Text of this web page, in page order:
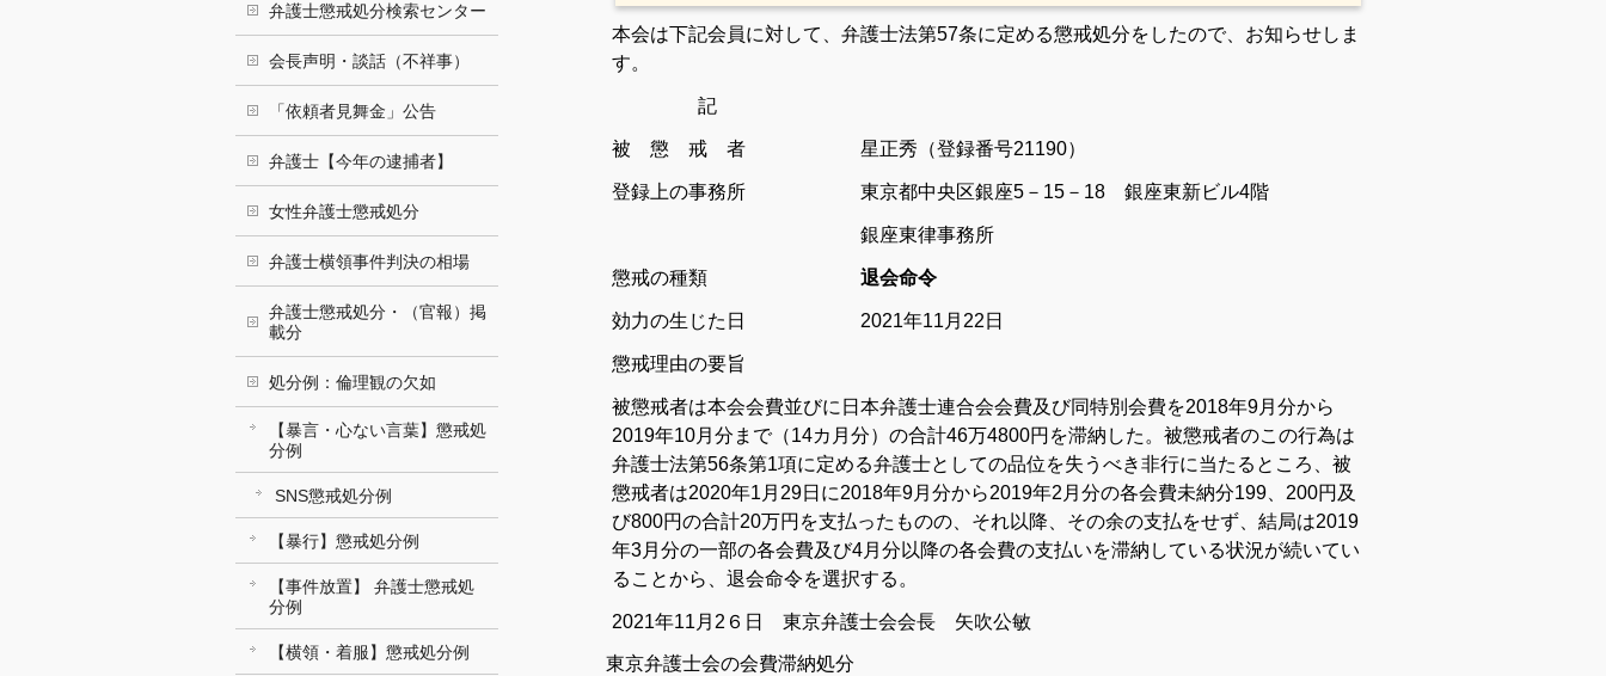
本会は下記会員に対して、弁護士法第57条に定める懲戒処分をしたので、お知らせしま
す。
記
被 懲 戒 者 星正秀（登録番号21190）
登録上の事務所 東京都中央区銀座5－15－18 銀座東新ビル4階
銀座東律事務所
懲戒の種類 退会命令
効力の生じた日 2021年11月22日
懲戒理由の要旨
被懲戒者は本会会費並びに日本弁護士連合会会費及び同特別会費を2018年9月分から
2019年10月分まで（14カ月分）の合計46万4800円を滞納した。 被懲戒者のこの行為は
弁護士法第56条第1項に定める弁護士としての品位を失うべき非行に当たるところ、被
懲戒者は2020年1月29日に2018年9月分から2019年2月分の各会費未納分199、200円及
び800円の合計20万円を支払ったものの、それ以降、その余の支払をせず、結局は2019
年3月分の一部の各会費及び4月分以降の各会費の支払いを滞納している状況が続いてい
ることから、退会命令を選択する。
2021年11月2６日 東京弁護士会会長 矢吹公敏
東京弁護士会の会費滞納処分
弁護士懲戒処分検索センター
会長声明・談話（不祥事）
「依頼者見舞金」公告
弁護士【今年の逮捕者】
女性弁護士懲戒処分
弁護士横領事件判決の相場
弁護士懲戒処分・（官報）掲
載分
処分例：倫理観の欠如
【暴言・心ない言葉】懲戒処
分例
SNS懲戒処分例
【暴行】懲戒処分例
【事件放置】 弁護士懲戒処
分例
【横領・着服】懲戒処分例